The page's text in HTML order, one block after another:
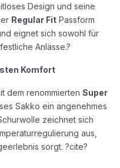
Design und seine
Regular Fit Passform
eignet sich sowohl für
Anlässe.?
Komfort
dem renommierten Super
Sakko ein angenehmes
zeichnet sich
aus,
sorgt. ?cite?